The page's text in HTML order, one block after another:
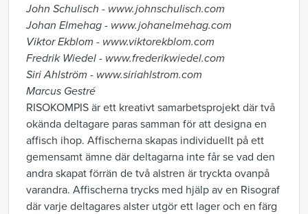
John Schulisch - www.johnschulisch.com
Johan Elmehag - www.johanelmehag.com
Viktor Ekblom - www.viktorekblom.com
Fredrik Wiedel - www.frederikwiedel.com
Siri Ahlström - www.siriahlstrom.com
Marcus Gestré
RISOKOMPIS är ett kreativt samarbetsprojekt där två
okända deltagare paras samman för att designa en
affisch ihop. Affischerna skapas individuellt på ett
gemensamt ämne där deltagarna inte får se vad den
andra skapat förrän de två alstren är tryckta ovanpå
varandra. Affischerna trycks med hjälp av en Risograf
där varje deltagares alster utgör ett lager och en färg